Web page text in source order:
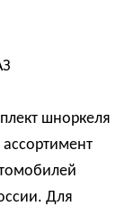
шноркеля
Для